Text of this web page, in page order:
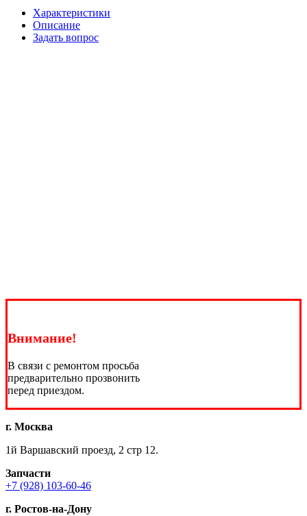
Характеристики
Описание
Задать вопрос
Внимание!
В связи с ремонтом просьба
предварительно прозвонить
перед приездом.
г. Москва
1й Варшавский проезд, 2 стр 12.
Запчасти
+7 (928) 103-60-46
г. Ростов-на-Дону